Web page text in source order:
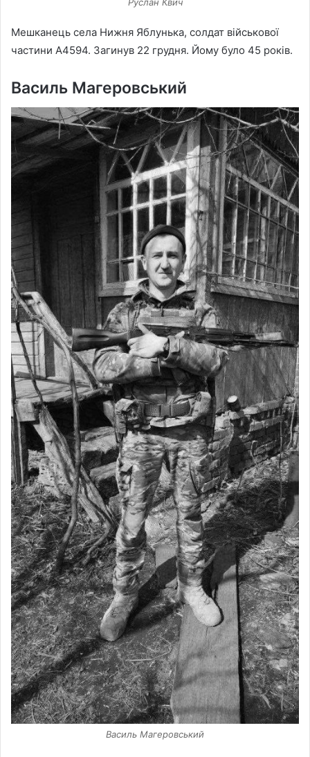
Руслан Квич
Мешканець села Нижня Яблунька, солдат військової
частини А4594. Загинув 22 грудня. Йому було 45 років.
Василь Магеровський
Василь Магеровський